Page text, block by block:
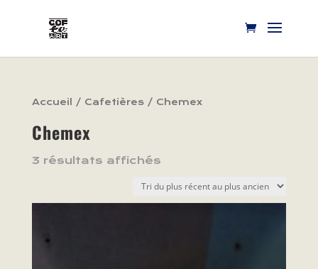
Accueil / Cafetières/ Chemex
Chemex
3 résultats affichés